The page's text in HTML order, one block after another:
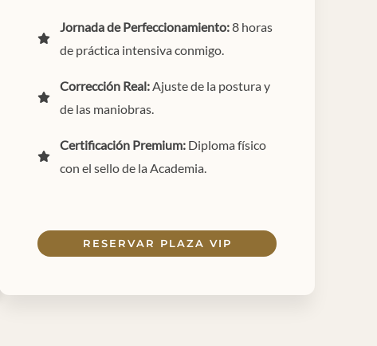
Jornada de Perfeccionamiento:8 horas
de práctica intensiva conmigo.
Corrección Real: Ajuste de la postura y
de las maniobras.
Certificación Premium: Diploma físico
con el sello de la Academia.
RESERVAR PLAZA VIP